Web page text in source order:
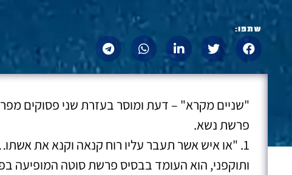
שתפו:
"שניים מקרא" – דעת ומוסר בעזרת שני פסוקים
פרשת נשא.
1. "או איש אשר תעבר עליו רוח קנאה וקנא את
ותוקפני, הוא העומד בבסיס פרשת סוטה המופיעה